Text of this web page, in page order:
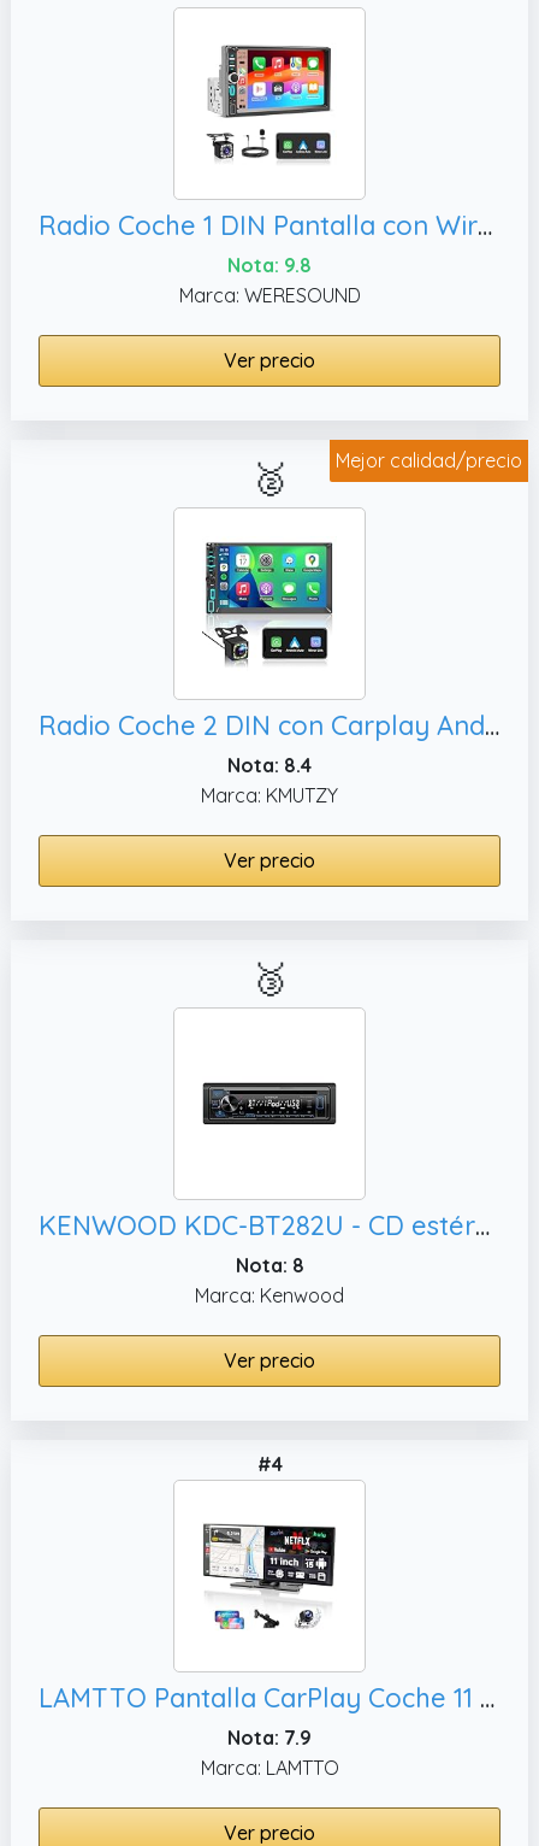
indicaciones más claras en una pantalla más
grande de 1024x600 de resolución. Como la
pantalla de pantalla coche android ofrece
una visión más amplia que la de tu teléfono,
disfrutarás de una claridad y precisión
superiores mientras conduces, lo que reduce
la fatiga visual y facilita el seguimiento de la
Radio Coche 1 DIN Pantalla con Wireless CarPlay y Android Auto,Cámara Trasera
Nota: 9.8
Marca: WERESOUND
Ver precio
Mejor calidad/precio
🥈
Radio Coche 2 DIN con Carplay Android Auto Inalámbrico,AirPlay
Nota: 8.4
Marca: KMUTZY
Ver precio
🥉
KENWOOD KDC-BT282U - CD estéreo para Coche, Cara Desmontable con Pantalla LCD Blanca de 13 dígitos e iluminación de botón Azul
Nota: 8
Marca: Kenwood
Ver precio
#4
LAMTTO Pantalla CarPlay Coche 11 Pulgadas Android 15 Autoradio con Google-Play y Gemini AI, AirPlay/FM/OTA
Nota: 7.9
Marca: LAMTTO
Ver precio